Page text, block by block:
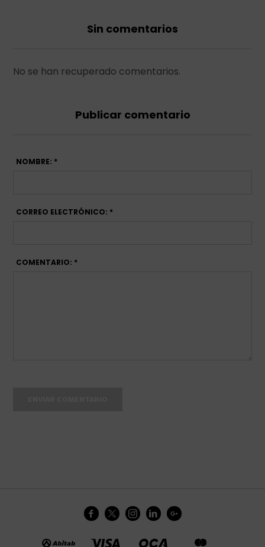
Sin comentarios
No se han recuperado comentarios.
Publicar comentario
NOMBRE: *
CORREO ELECTRÓNICO: *
COMENTARIO: *
    